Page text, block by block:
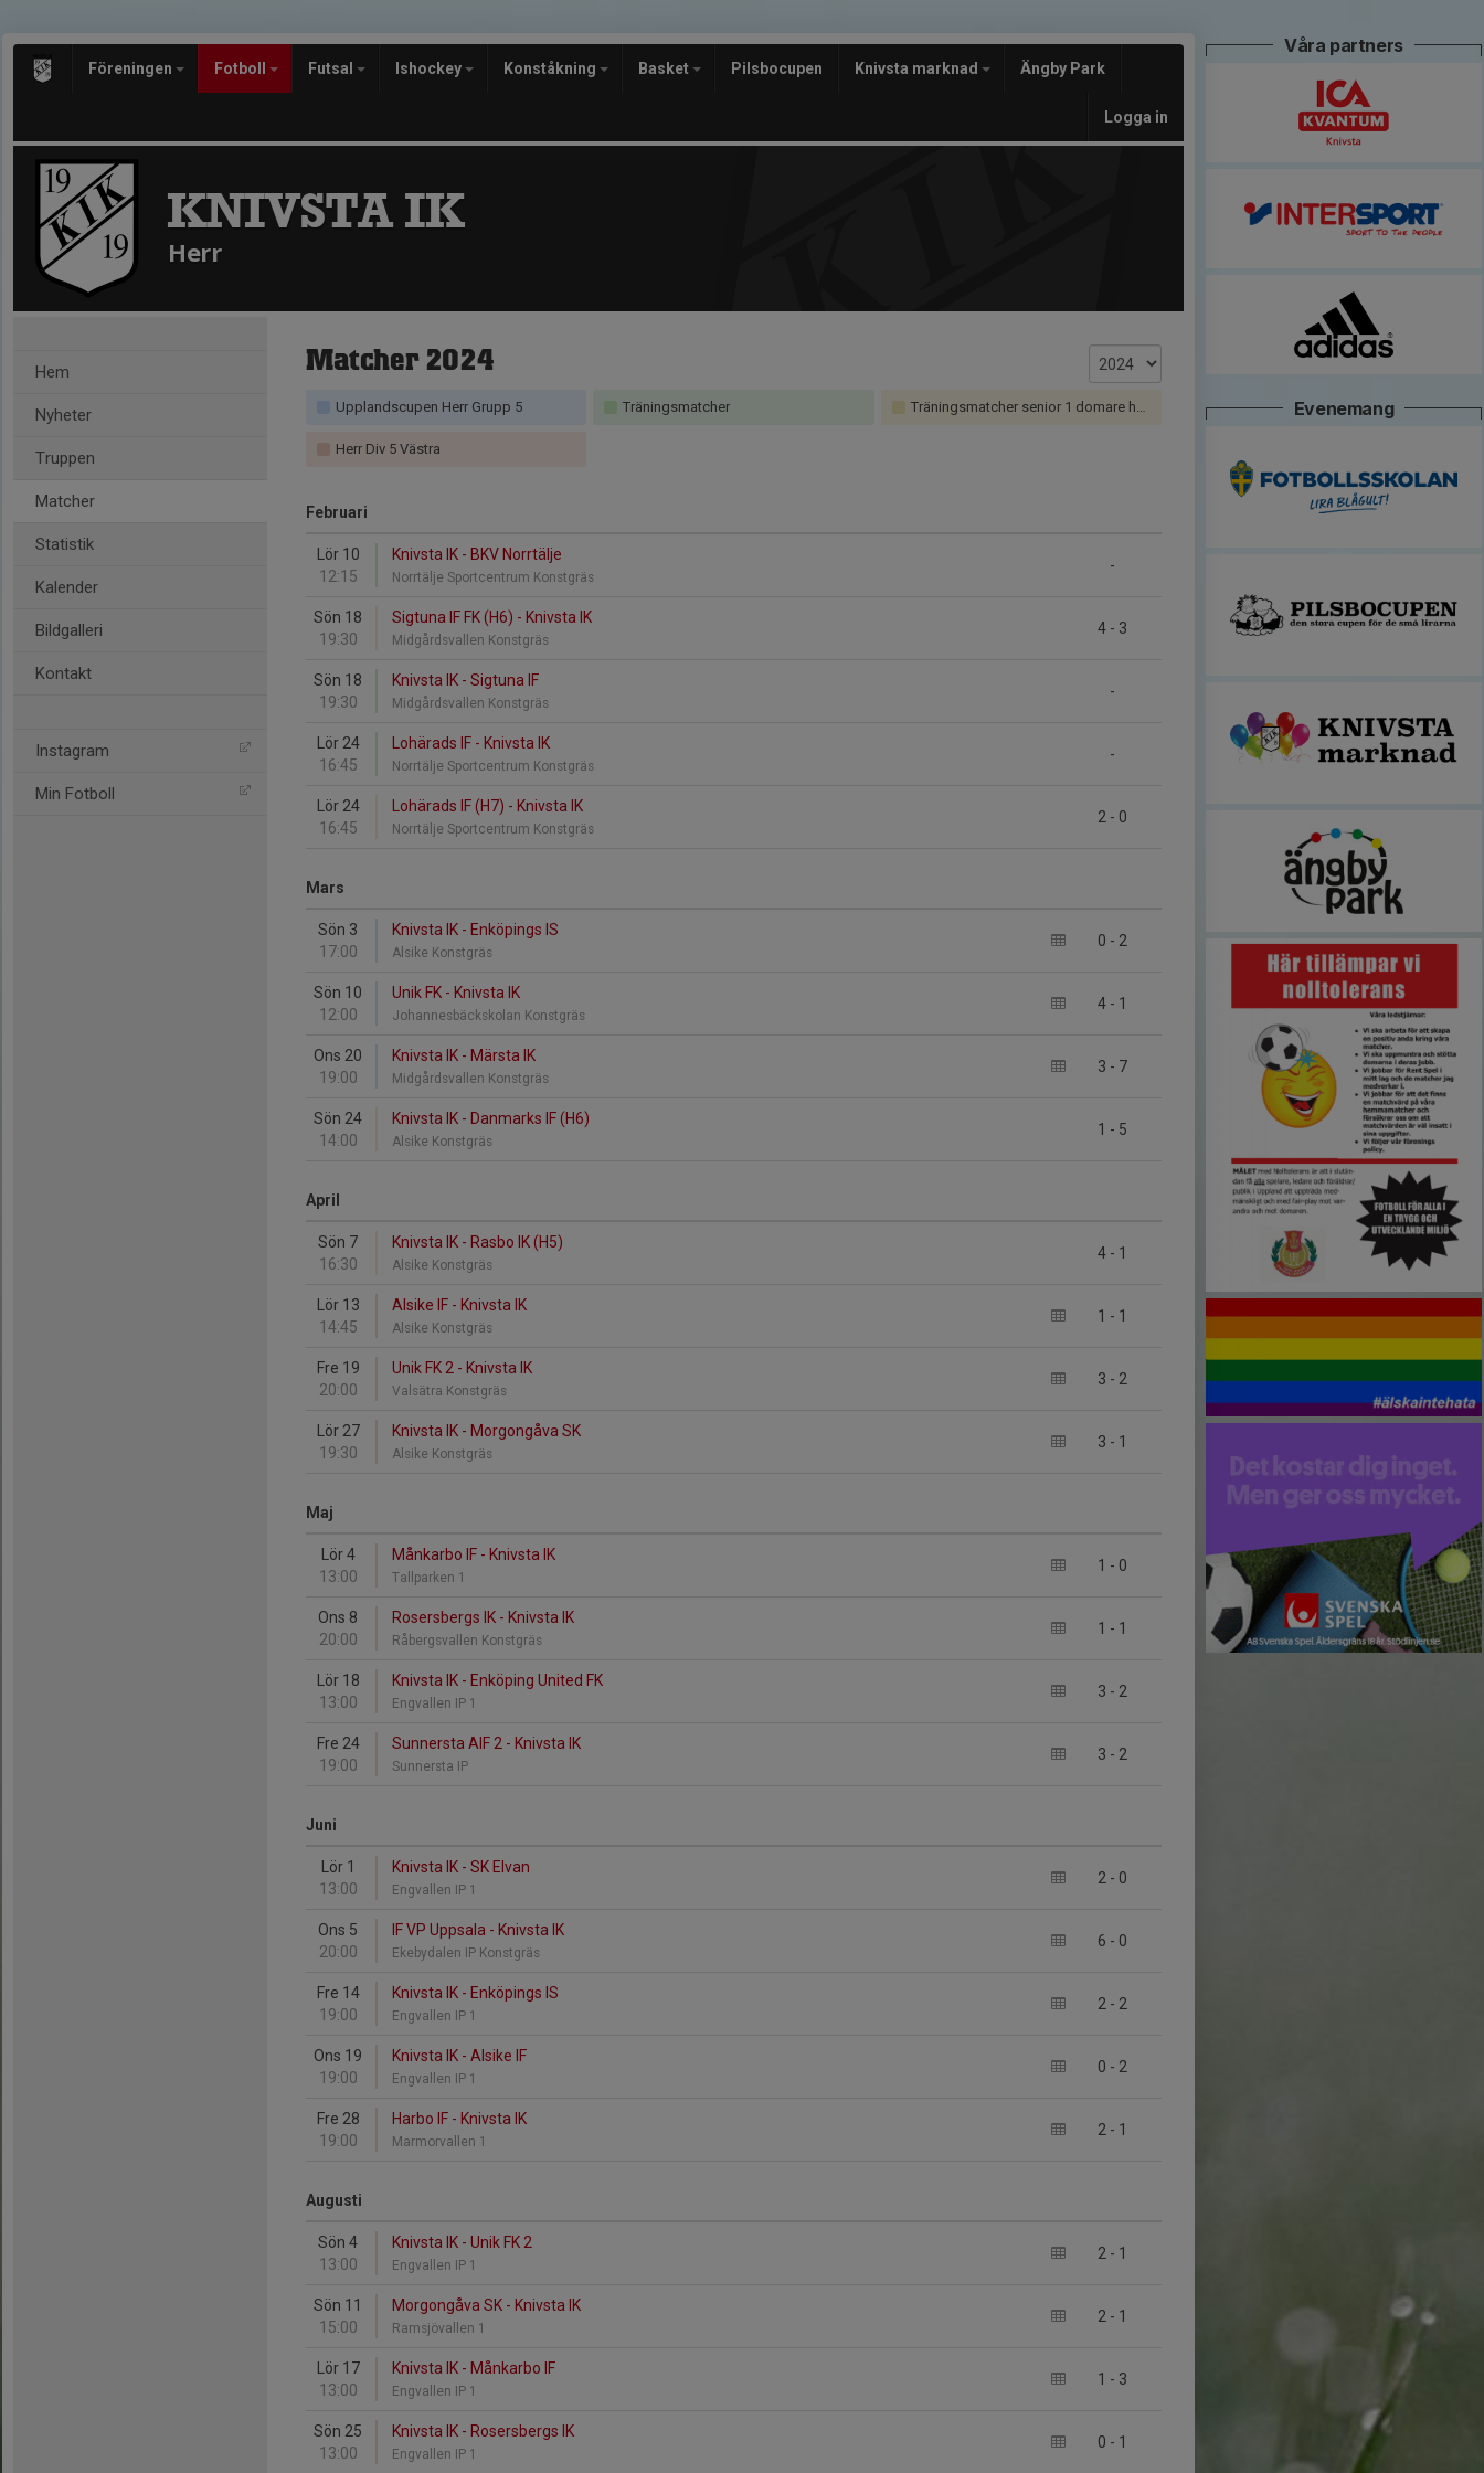
Föreningen Fotboll Futsal Ishockey Konståkning Basket Pilsbocupen Knivsta marknad Ängby Park
Logga in
KNIVSTA IK
Herr
Hem
Nyheter
Truppen
Matcher
Statistik
Kalender
Bildgalleri
Kontakt
Instagram
Min Fotboll
Matcher 2024
Upplandscupen Herr Grupp 5 Träningsmatcher Träningsmatcher senior 1 domare herr
Herr Div 5 Västra
Februari
Lör 10
12:15
-
Knivsta IK - BKV Norrtälje
Norrtälje Sportcentrum Konstgräs
Sön 18
19:30
4 - 3
Sigtuna IF FK (H6) - Knivsta IK
Midgårdsvallen Konstgräs
Sön 18
19:30
-
Knivsta IK - Sigtuna IF
Midgårdsvallen Konstgräs
Lör 24
16:45
-
Lohärads IF - Knivsta IK
Norrtälje Sportcentrum Konstgräs
Lör 24
16:45
2 - 0
Lohärads IF (H7) - Knivsta IK
Norrtälje Sportcentrum Konstgräs
Mars
Sön 3
17:00
0 - 2
Knivsta IK - Enköpings IS
Alsike Konstgräs
Sön 10
12:00
4 - 1
Unik FK - Knivsta IK
Johannesbäckskolan Konstgräs
Ons 20
19:00
3 - 7
Knivsta IK - Märsta IK
Midgårdsvallen Konstgräs
Sön 24
14:00
1 - 5
Knivsta IK - Danmarks IF (H6)
Alsike Konstgräs
April
Sön 7
16:30
4 - 1
Knivsta IK - Rasbo IK (H5)
Alsike Konstgräs
Lör 13
14:45
1 - 1
Alsike IF - Knivsta IK
Alsike Konstgräs
Fre 19
20:00
3 - 2
Unik FK 2 - Knivsta IK
Valsätra Konstgräs
Lör 27
19:30
3 - 1
Knivsta IK - Morgongåva SK
Alsike Konstgräs
Maj
Lör 4
13:00
1 - 0
Månkarbo IF - Knivsta IK
Tallparken 1
Ons 8
20:00
1 - 1
Rosersbergs IK - Knivsta IK
Råbergsvallen Konstgräs
Lör 18
13:00
3 - 2
Knivsta IK - Enköping United FK
Engvallen IP 1
Fre 24
19:00
3 - 2
Sunnersta AIF 2 - Knivsta IK
Sunnersta IP
Juni
Lör 1
13:00
2 - 0
Knivsta IK - SK Elvan
Engvallen IP 1
Ons 5
20:00
6 - 0
IF VP Uppsala - Knivsta IK
Ekebydalen IP Konstgräs
Fre 14
19:00
2 - 2
Knivsta IK - Enköpings IS
Engvallen IP 1
Ons 19
19:00
0 - 2
Knivsta IK - Alsike IF
Engvallen IP 1
Fre 28
19:00
2 - 1
Harbo IF - Knivsta IK
Marmorvallen 1
Augusti
Sön 4
13:00
2 - 1
Knivsta IK - Unik FK 2
Engvallen IP 1
Sön 11
15:00
2 - 1
Morgongåva SK - Knivsta IK
Ramsjövallen 1
Lör 17
13:00
1 - 3
Knivsta IK - Månkarbo IF
Engvallen IP 1
Sön 25
13:00
0 - 1
Knivsta IK - Rosersbergs IK
Engvallen IP 1
Våra partners
Evenemang